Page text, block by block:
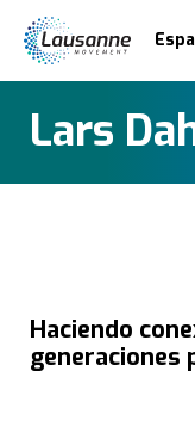
Lars
Haciendo
generaciones